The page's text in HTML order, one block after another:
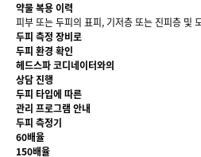
약물 복용 이력
피부 또는 두피의 표피, 기저층 또는 진피층 및
두피 측정 장비로
두피 환경 확인
헤드스파 코디네이터와의
상담 진행
두피 타입에 따른
관리 프로그램 안내
두피 측정기
60배율
150배율